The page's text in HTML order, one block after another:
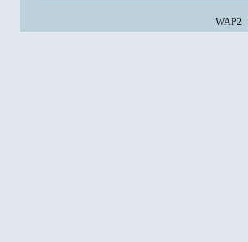
WAP2-